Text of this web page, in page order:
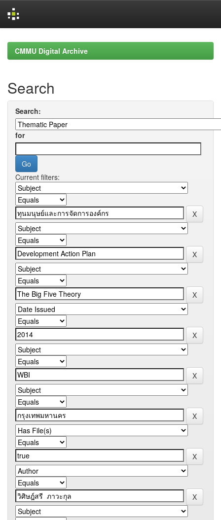
navigationCMMU Digital Archive
Search
Search:
for
Current filters: